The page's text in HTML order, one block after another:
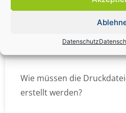
Datenschutz
Wie kann ich die Daten
Wie müssen die
erstellt werden?